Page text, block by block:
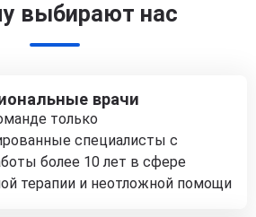
выбирают нас
врачи
только
специалисты с
более 10 лет в сфере
терапии и неотложной помощи